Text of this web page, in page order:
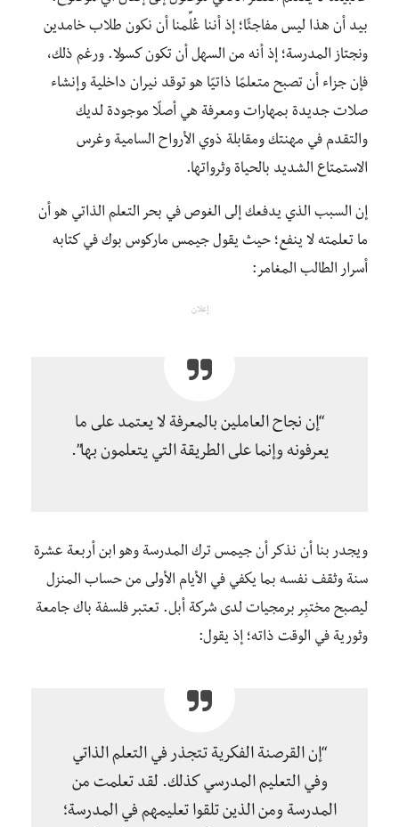
بيد أن هذا ليس مفاجئًا؛ إذ أننا عُلِّمنا أن نكون طلاب خامدين
ونجتاز المدرسة؛ إذ أنه من السهل أن تكون كسولا. ورغم ذلك،
فإن جزاء أن تصبح متعلمًا ذاتيًا هو توقد نيران داخلية وإنشاء
صلات جديدة بمهارات ومعرفة هي أصلًا موجودة لديك
والتقدم في مهنتك ومقابلة ذوي الأرواح السامية وغرس
الاستمتاع الشديد بالحياة وثرواتها.
إن السبب الذي يدفعك إلى الغوص في بحر التعلم الذاتي هو أن
ما تعلمته لا ينفع؛ حيث يقول جيمس ماركوس بوك في كتابه
أسرار الطالب المغامر:
إعلان
“إن نجاح العاملين بالمعرفة لا يعتمد على ما
يعرفونه وإنما على الطريقة التي يتعلمون بها”.
ويجدر بنا أن نذكر أن جيمس ترك المدرسة وهو ابن أربعة عشرة
سنة وثقف نفسه بما يكفي في الأيام الأولى من حساب المنزل
ليصبح مختبِر برمجيات لدى شركة أبل. تعتبر فلسفة باك جامعة
وثورية في الوقت ذاته؛ إذ يقول:
“إن القرصنة الفكرية تتجذر في التعلم الذاتي
وفي التعليم المدرسي كذلك. لقد تعلمت من
المدرسة ومن الذين تلقوا تعليمهم في المدرسة؛